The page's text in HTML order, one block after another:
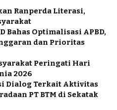
Ranperda Literasi,
Bahas Optimalisasi APBD,
dan Prioritas
Peringati Hari
2026
Dialog Terkait Aktivitas
PT BTM di Sekatak